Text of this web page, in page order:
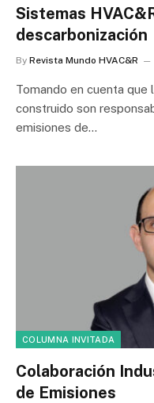
Sistemas
descarbonización
By Revista Mundo HVAC&R
Tomando en cuenta
construido son
emisiones de…
COLUMNA INVITADA
Colaboración
de Emisiones